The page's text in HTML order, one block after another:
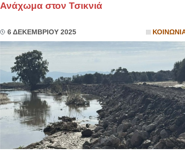
Ανάχωμα στον Τσικνιά
6 ΔΕΚΕΜΒΡΙΟΥ 2025